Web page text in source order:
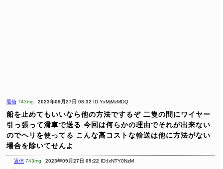
返信 743mg 2023年09月27日 08:32 ID:YxMjMzMDQ
船を止めてもいいなら他の方法でするぞ 二隻の間にワイヤー
引っ張って滑車で送る 今回は何らかの理由でそれが出来ない
のでヘリを使ってる こんな高コストな輸送は他に方法がない
場合を除いてせんよ
返信 743mg 2023年09月27日 09:22 ID:IxNTY0NzM